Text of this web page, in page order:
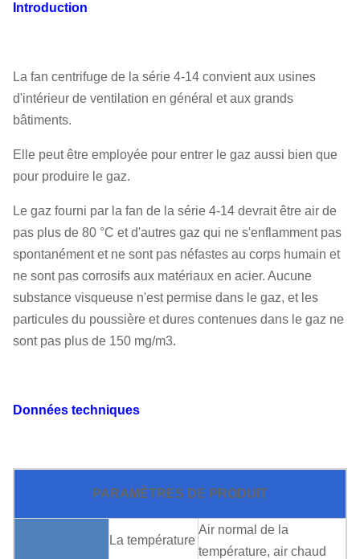
Introduction
La fan centrifuge de la série 4-14 convient aux usines
d'intérieur de ventilation en général et aux grands
bâtiments.
Elle peut être employée pour entrer le gaz aussi bien que
pour produire le gaz.
Le gaz fourni par la fan de la série 4-14 devrait être air de
pas plus de 80 °C et d'autres gaz qui ne s'enflamment pas
spontanément et ne sont pas néfastes au corps humain et
ne sont pas corrosifs aux matériaux en acier. Aucune
substance visqueuse n'est permise dans le gaz, et les
particules du poussière et dures contenues dans le gaz ne
sont pas plus de 150 mg/m3.
Données techniques
PARAMÈTRES DE PRODUIT
La température
Air normal de la
température, air chaud